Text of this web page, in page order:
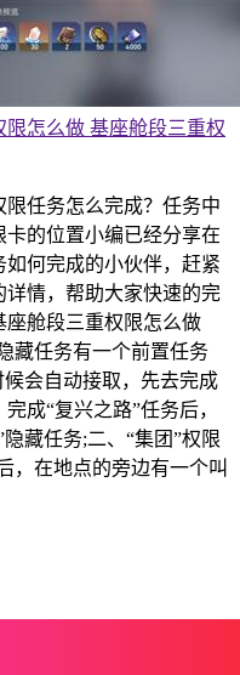
怎么做 基座舱段三重权
任务怎么完成？任务中
的位置小编已经分享在
何完成的小伙伴，赶紧
情，帮助大家快速的完
座舱段三重权限怎么做
藏任务有一个前置任务
会自动接取，先去完成
成“复兴之路”任务后，
藏任务;二、“集团”权限
，在地点的旁边有一个叫